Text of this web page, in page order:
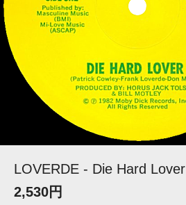
LOVERDE - Die Hard Lover
2,530円